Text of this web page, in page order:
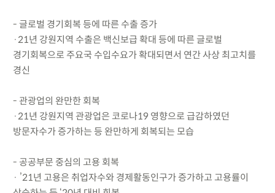
- 글로벌 경기회복 등에 따른 수출 증가
·21년 강원지역 수출은 백신보급 확대 등에 따른 글로벌
경기회복으로 주요국 수입수요가 확대되면서 연간 사상 최고치를
경신
- 관광업의 완만한 회복
·21년 강원지역 관광업은 코로나19 영향으로 급감하였던
방문자수가 증가하는 등 완만하게 회복되는 모습
- 공공부문 중심의 고용 회복
· ’21년 고용은 취업자수와 경제활동인구가 증가하고 고용률이